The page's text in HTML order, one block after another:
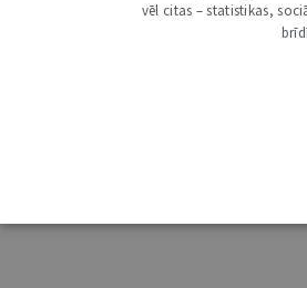
vēl citas – statistikas,